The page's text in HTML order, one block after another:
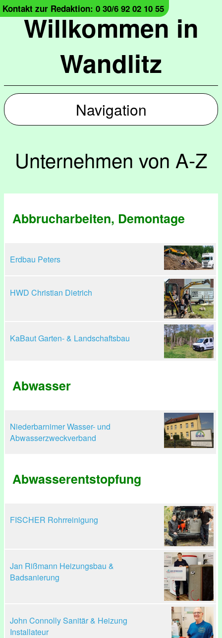
Willkommen in
Wandlitz
Kontakt zur Redaktion: 0 30/6 92 02 10 55
Navigation
Unternehmen von A-Z
Abbrucharbeiten, Demontage
Erdbau Peters
HWD Christian Dietrich
KaBaut Garten- & Landschaftsbau
Abwasser
Niederbarnimer Wasser- und
Abwasserzweckverband
Abwasserentstopfung
FISCHER Rohrreinigung
Jan Rißmann Heizungsbau &
Badsanierung
John Connolly Sanitär & Heizung
Installateur